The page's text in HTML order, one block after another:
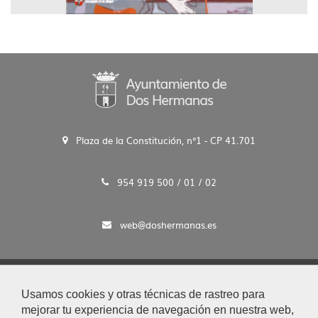
Usamos cookies y otras técnicas de rastreo para
mejorar tu experiencia de navegación en nuestra web,
Plaza de la Constitución, n°1 - CP 41.701
954 919 500 / 01 / 02
web@doshermanas.es
Aviso Legal y Protección de Datos
|